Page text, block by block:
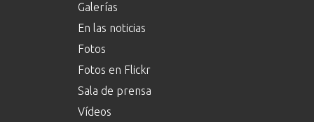
Galerías
En las noticias
Fotos
Fotos en Flickr
Sala de prensa
Vídeos